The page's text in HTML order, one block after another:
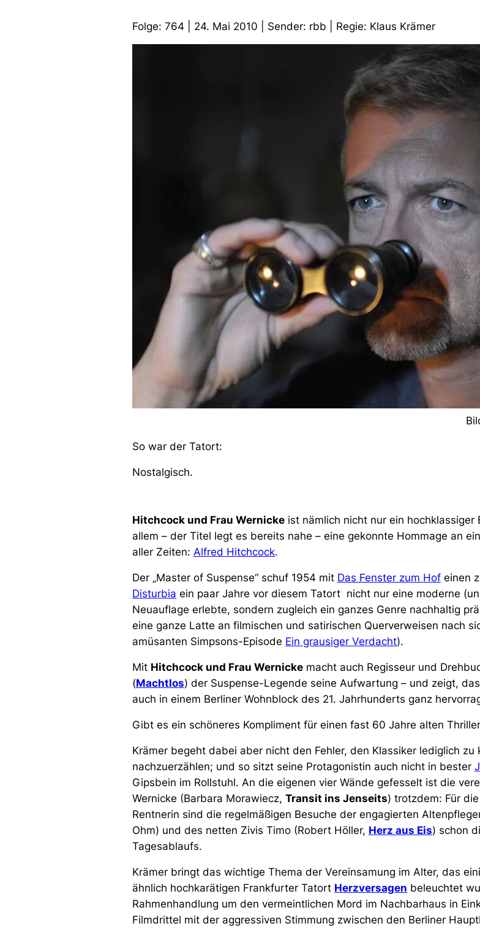
Folge: 764 | 24. Mai 2010 | Sender: rbb | Regie: Klaus Krämer
So war der Tatort:
Nostalgisch.
Hitchcock und Frau Wernicke ist nämlich nicht nur ein
allem – der Titel legt es bereits nahe – eine gekonnte Hommage an
aller Zeiten: Alfred Hitchcock.
Der „Master of Suspense“ schuf 1954 mit Das Fenster zum Hof einen
Disturbia ein paar Jahre vor diesem Tatort nicht nur eine moderne
Neuauflage erlebte, sondern zugleich ein ganzes Genre nachhaltig
eine ganze Latte an filmischen und satirischen Querverweisen nach
amüsanten Simpsons-Episode Ein grausiger Verdacht).
Mit Hitchcock und Frau Wernicke macht auch Regisseur und
(Machtlos) der Suspense-Legende seine Aufwartung – und zeigt,
auch in einem Berliner Wohnblock des 21. Jahrhunderts ganz
Gibt es ein schöneres Kompliment für einen fast 60 Jahre alten
Krämer begeht dabei aber nicht den Fehler, den Klassiker lediglich zu
nachzuerzählen; und so sitzt seine Protagonistin auch nicht in bester
Gipsbein im Rollstuhl. An die eigenen vier Wände gefesselt ist die
Wernicke (Barbara Morawiecz, Transit ins Jenseits) trotzdem: Für
Rentnerin sind die regelmäßigen Besuche der engagierten
Ohm) und des netten Zivis Timo (Robert Höller, Herz aus Eis) schon
Tagesablaufs.
Krämer bringt das wichtige Thema der Vereinsamung im Alter, das
ähnlich hochkarätigen Frankfurter Tatort Herzversagen beleuchtet
Rahmenhandlung um den vermeintlichen Mord im Nachbarhaus in
Filmdrittel mit der aggressiven Stimmung zwischen den Berliner